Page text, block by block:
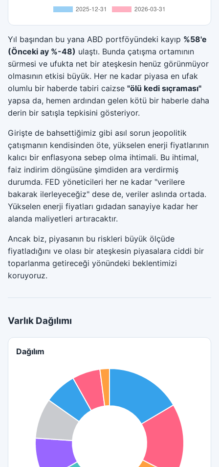
Yıl başından bu yana ABD portföyündeki kayıp %58'e
(Önceki ay %-48) ulaştı. Bunda çatışma ortamının
sürmesi ve ufukta net bir ateşkesin henüz görünmüyor
olmasının etkisi büyük. Her ne kadar piyasa en ufak
olumlu bir haberde tabiri caizse "ölü kedi sıçraması"
yapsa da, hemen ardından gelen kötü bir haberle daha
derin bir satışla tepkisini gösteriyor.
Girişte de bahsettiğimiz gibi asıl sorun jeopolitik
çatışmanın kendisinden öte, yükselen enerji fiyatlarının
kalıcı bir enflasyona sebep olma ihtimali. Bu ihtimal,
faiz indirim döngüsüne şimdiden ara verdirmiş
durumda. FED yöneticileri her ne kadar "verilere
bakarak ilerleyeceğiz" dese de, veriler aslında ortada.
Yükselen enerji fiyatları gıdadan sanayiye kadar her
alanda maliyetleri artıracaktır.
Ancak biz, piyasanın bu riskleri büyük ölçüde
fiyatladığını ve olası bir ateşkesin piyasalara ciddi bir
toparlanma getireceği yönündeki beklentimizi
koruyoruz.
Varlık Dağılımı
Dağılım